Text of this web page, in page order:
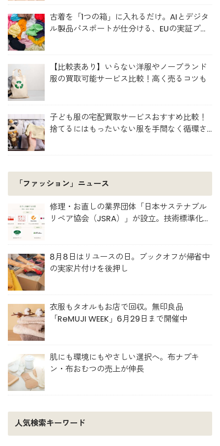
古着を「1つの箱」に入れるだけ。AIとデジタ
ル製品パスポートが仕分ける、EUの実証プロ
【比較表あり】いらない洋服やノーブランド
服の買取可能サービス比較！高く売るコツも
子ども服の宅配買取サービスおすすめ比較！
捨てるにはもったいない服を手間なく循環さ
「ファッション」ニュース
修理・お直しの業界団体「日本サステナブル
リペア協会（JSRA）」が設立。技術標準化や
8月8日はリユースの日。ブックオフが帰省中
の実家片付けを後押し
衣服もタオルもお店で回収。無印良品
「ReMUJI WEEK」6月29日まで開催中
肌にも環境にもやさしい選択へ。布ナプキ
ン・布おむつの売上が伸長
人気検索キーワード